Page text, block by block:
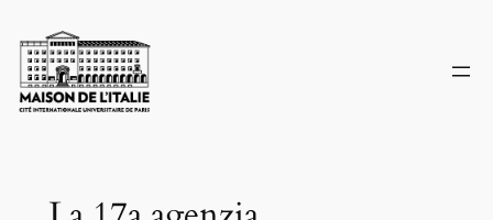
to
content